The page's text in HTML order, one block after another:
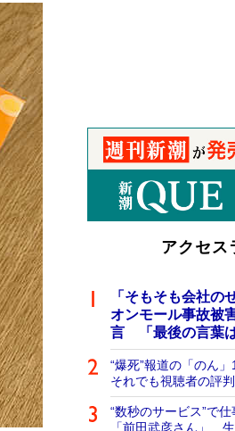
アクセス
「そもそも会社
オンモール事故被
言 「最後の言葉
“爆死”報道の「のん
それでも視聴者の評
“数秒のサービス”で
「前田武彦さん」